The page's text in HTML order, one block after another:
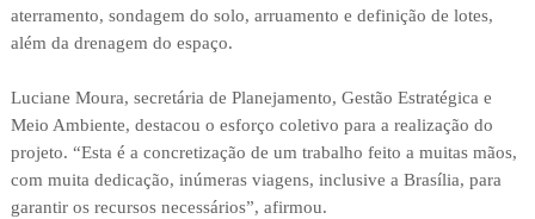
aterramento, sondagem do solo, arruamento e definição de lotes,
além da drenagem do espaço.
Luciane Moura, secretária de Planejamento, Gestão Estratégica e
Meio Ambiente, destacou o esforço coletivo para a realização do
projeto. “Esta é a concretização de um trabalho feito a muitas mãos,
com muita dedicação, inúmeras viagens, inclusive a Brasília, para
garantir os recursos necessários”, afirmou.